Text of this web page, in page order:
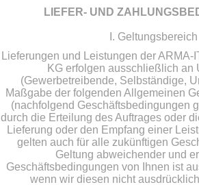
LIEFER- UND
I. Geltungsbereich
Lieferungen und Leistungen der
KG erfolgen ausschließlich an
(Gewerbetreibende, Selbständige,
Maßgabe der folgenden Allgemeinen
(nachfolgend Geschäftsbedingungen
durch die Erteilung des Auftrages oder
Lieferung oder den Empfang einer
gelten auch für alle zukünftigen
Geltung abweichender und
Geschäftsbedingungen von Ihnen ist
wenn wir diesen nicht